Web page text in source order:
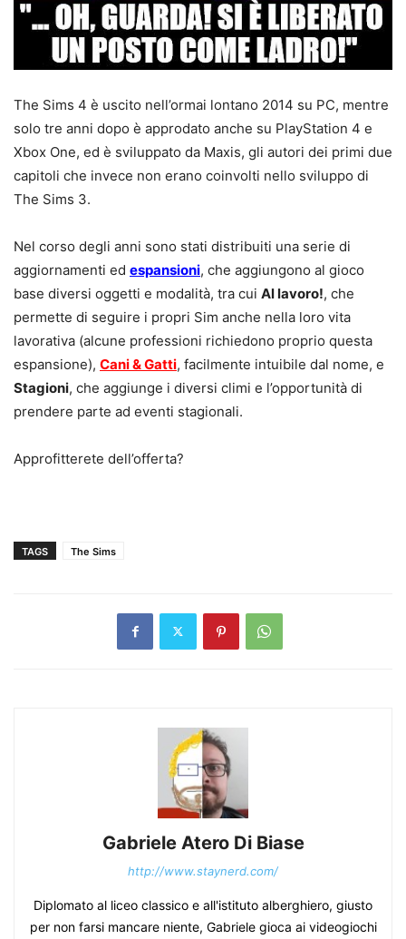
The Sims 4 è uscito nell’ormai lontano 2014 su PC, mentre
solo tre anni dopo è approdato anche su PlayStation 4 e
Xbox One, ed è sviluppato da Maxis, gli autori dei primi due
capitoli che invece non erano coinvolti nello sviluppo di
The Sims 3.
Nel corso degli anni sono stati distribuiti una serie di
aggiornamenti ed espansioni, che aggiungono al gioco
base diversi oggetti e modalità, tra cui Al lavoro!, che
permette di seguire i propri Sim anche nella loro vita
lavorativa (alcune professioni richiedono proprio questa
espansione), Cani & Gatti, facilmente intuibile dal nome, e
Stagioni, che aggiunge i diversi climi e l’opportunità di
prendere parte ad eventi stagionali.
Approfitterete dell’offerta?
TAGS The Sims
Gabriele Atero Di Biase
http://www.staynerd.com/
Diplomato al liceo classico e all'istituto alberghiero, giusto
per non farsi mancare niente, Gabriele gioca ai videogiochi